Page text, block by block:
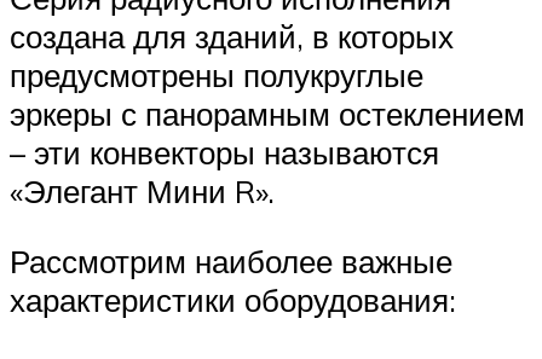
создана для зданий, в которых
предусмотрены полукруглые
эркеры с панорамным остеклением
– эти конвекторы называются
«Элегант Мини R».
Рассмотрим наиболее важные
характеристики оборудования: